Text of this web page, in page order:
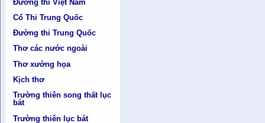
Đường thi Việt Nam
Cổ Thi Trung Quốc
Đường thi Trung Quốc
Thơ các nước ngoài
Thơ xướng họa
Kịch thơ
Trường thiên song thất lục
bát
Trường thiên lục bát